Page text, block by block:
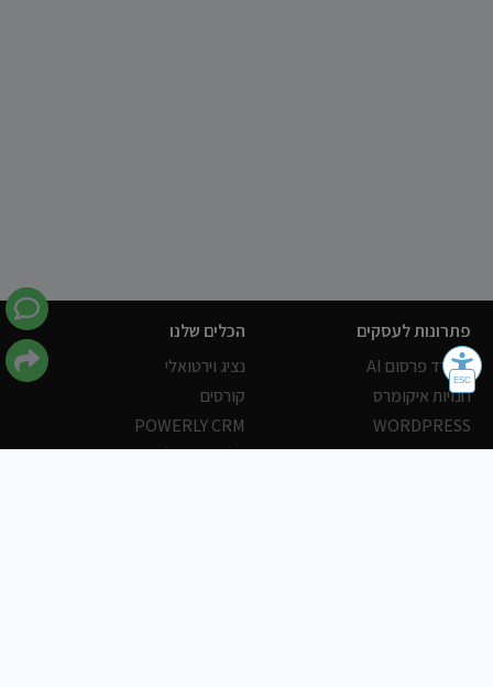
פתרונות לעסקים
משרד פרסום AI
חנויות איקומרס
WORDPRESS
אחסון ושרתים
הכלים שלנו
נציג וירטואלי
קורסים
POWERLY CRM
הלקוחות שלנו